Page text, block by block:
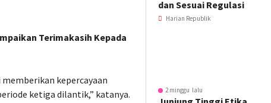
Terimakasih Kepada
kepercayaan
ketiga dilantik,” katanya.
dan Sesuai Regulasi
Harian Republik
2 minggu lalu